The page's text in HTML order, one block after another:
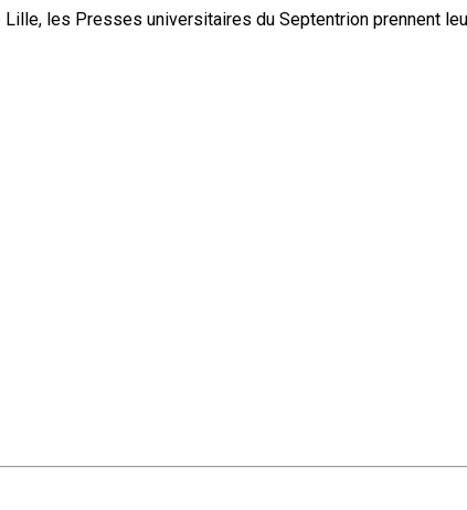
les Presses universitaires du Septentrion prennent